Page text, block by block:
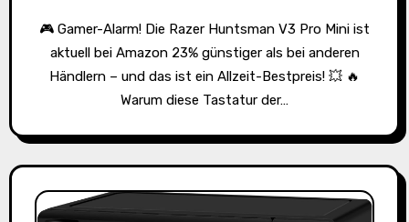
🎮 Gamer-Alarm! Die Razer Huntsman V3 Pro Mini ist
aktuell bei Amazon 23% günstiger als bei anderen
Händlern – und das ist ein Allzeit-Bestpreis! 💥 🔥
Warum diese Tastatur der…